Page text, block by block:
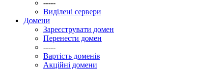
-----
Виділені сервери
Домени
Зареєструвати домен
Перенести домен
-----
Вартість доменів
Акційні домени